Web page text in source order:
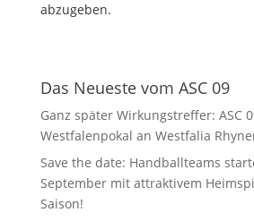
abzugeben.
Das Neueste vom ASC 09
Ganz später Wirkungstreffer: ASC
Westfalenpokal an Westfalia
Save the date: Handballteams
September mit attraktivem
Saison!